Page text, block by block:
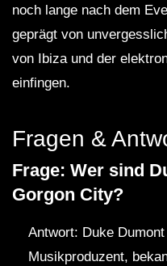
noch lange nach dem
geprägt von
von Ibiza und der
einfingen.
Fragen &
Frage: Wer sind
Gorgon City?
Antwort: Duke
Musikproduzent,